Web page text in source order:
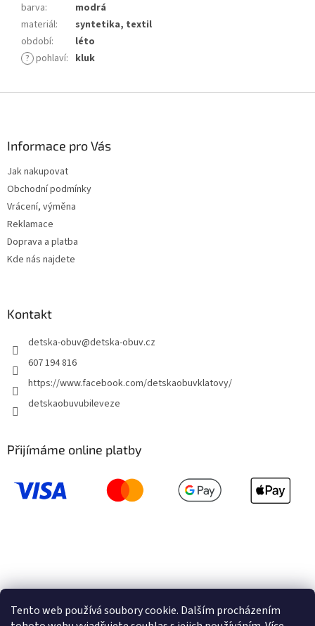
Tento web používá soubory cookie. Dalším procházením
barva:
modrá
materiál:
syntetika, textil
období:
léto
? pohlaví: kluk
Informace pro Vás
Jak nakupovat
Obchodní podmínky
Vrácení, výměna
Reklamace
Doprava a platba
Kde nás najdete
Kontakt
detska-obuv@detska-obuv.cz
607 194 816
https://www.facebook.com/detskaobuvklatovy/
detskaobuvubileveze
Přijímáme online platby